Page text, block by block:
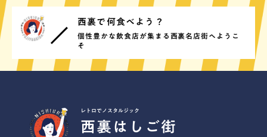
西裏で何食べよう？
個性豊かな飲食店が集まる西裏名店街へようこ
そ
レトロでノスタルジック
西裏はしご街